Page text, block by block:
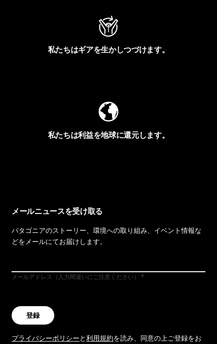
私たちはギアを生かしつづけます。
私たちは利益を地球に還元します。
メールニュースを受け取る
パタゴニアのストーリー、環境への取り組み、イベント情報な
どをメールにてお届けします。
メールアドレス（入力間違いにご注意ください）
登録
プライバシーポリシーと利用規約を読み、同意の上ご登録をお